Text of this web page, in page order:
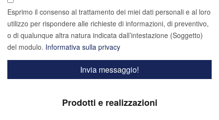
Esprimo il consenso al trattamento dei miei dati personali e al loro
utilizzo per rispondere alle richieste di informazioni, di preventivo,
o di qualunque altra natura indicata dall’intestazione (Soggetto)
del modulo. Informativa sulla privacy
Prodotti e realizzazioni